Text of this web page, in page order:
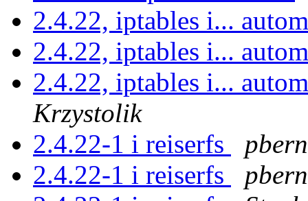
2.4.22, iptables i...
2.4.22, iptables i...
2.4.22, iptables i...
Krzystolik
2.4.22-1 i reiserfs
2.4.22-1 i reiserfs